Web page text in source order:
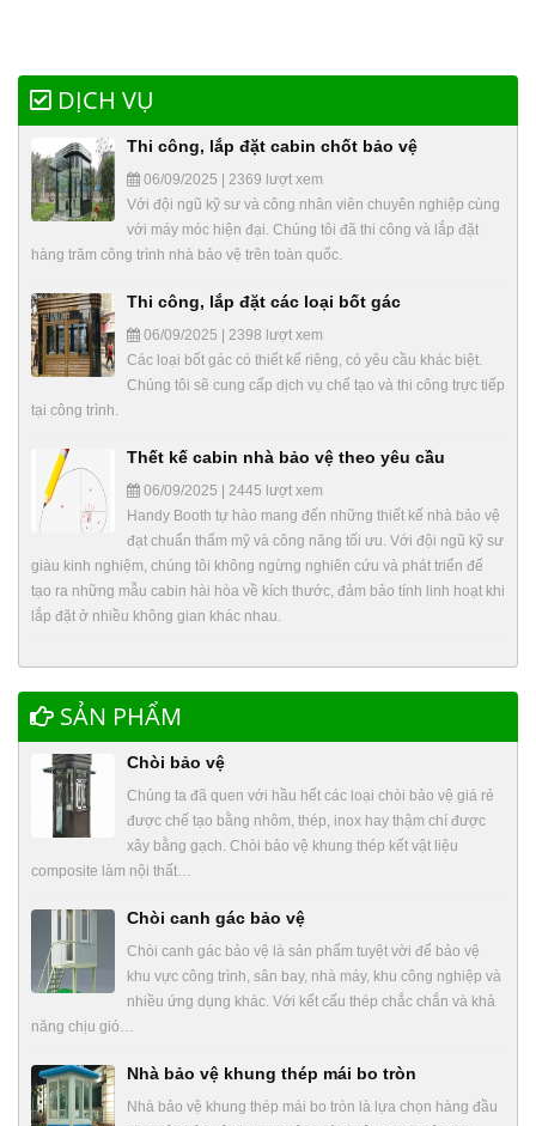
DỊCH VỤ
Thi công, lắp đặt cabin chốt bảo vệ
06/09/2025 | 2369 lượt xem
Với đội ngũ kỹ sư và công nhân viên chuyên nghiệp cùng
với máy móc hiện đại. Chúng tôi đã thi công và lắp đặt
hàng trăm công trình nhà bảo vệ trên toàn quốc.
Thi công, lắp đặt các loại bốt gác
06/09/2025 | 2398 lượt xem
Các loại bốt gác có thiết kế riêng, có yêu cầu khác biệt.
Chúng tôi sẽ cung cấp dịch vụ chế tạo và thi công trực tiếp
tại công trình.
Thết kế cabin nhà bảo vệ theo yêu cầu
06/09/2025 | 2445 lượt xem
Handy Booth tự hào mang đến những thiết kế nhà bảo vệ
đạt chuẩn thẩm mỹ và công năng tối ưu. Với đội ngũ kỹ sư
giàu kinh nghiệm, chúng tôi không ngừng nghiên cứu và phát triển để
tạo ra những mẫu cabin hài hòa về kích thước, đảm bảo tính linh hoạt khi
lắp đặt ở nhiều không gian khác nhau.
SẢN PHẨM
Chòi bảo vệ
Chúng ta đã quen với hầu hết các loại chòi bảo vệ giá rẻ
được chế tạo bằng nhôm, thép, inox hay thậm chí được
xây bằng gạch. Chòi bảo vệ khung thép kết vật liệu
composite làm nội thất…
Chòi canh gác bảo vệ
Chòi canh gác bảo vệ là sản phẩm tuyệt vời để bảo vệ
khu vực công trình, sân bay, nhà máy, khu công nghiệp và
nhiều ứng dụng khác. Với kết cấu thép chắc chắn và khả
năng chịu gió…
Nhà bảo vệ khung thép mái bo tròn
Nhà bảo vệ khung thép mái bo tròn là lựa chọn hàng đầu